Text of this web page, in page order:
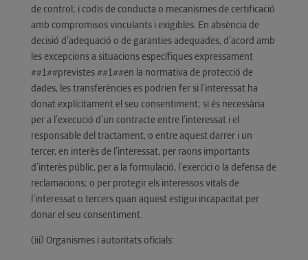
de control; i codis de conducta o mecanismes de certificació
amb compromisos vinculants i exigibles. En absència de
decisió d’adequació o de garanties adequades, d’acord amb
les excepcions a situacions específiques expressament
##1##previstes ##1##en la normativa de protecció de
dades, les transferències es podrien fer si l’interessat ha
donat explícitament el seu consentiment; si és necessària
per a l’execució d’un contracte entre l’interessat i el
responsable del tractament, o entre aquest darrer i un
tercer, en interès de l’interessat, per raons importants
d’interès públic, per a la formulació, l’exercici o la defensa de
reclamacions; o per protegir els interessos vitals de
l’interessat o tercers quan aquest estigui incapacitat per
donar el seu consentiment.
(iii) Organismes i autoritats oficials: